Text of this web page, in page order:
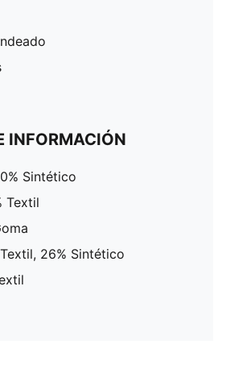
INFORMACIÓN
Sintético
Textil
26% Sintético